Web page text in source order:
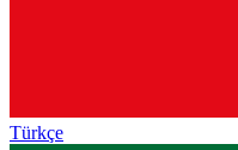
Türkçe